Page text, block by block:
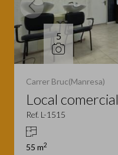
5
Carrer Bruc(Manresa)
Local comercial
Ref. L-1515
55 m2